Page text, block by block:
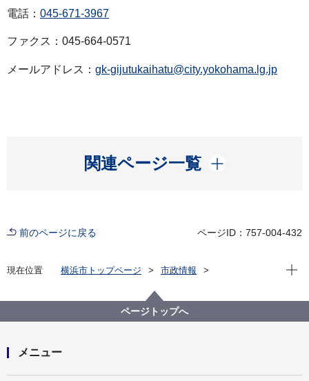
電話： 045-671-3967
ファクス：045-664-0571
メールアドレス： gk-gijutukaihatu@city.yokohama.lg.jp
関連ページ一覧
開く
前のページに戻る ページID：757-004-432
現在位置 横浜市トップページ
市政情報
下水再生リン入り肥料が農家さんの手に！
現在
ページトップへ
メニュー